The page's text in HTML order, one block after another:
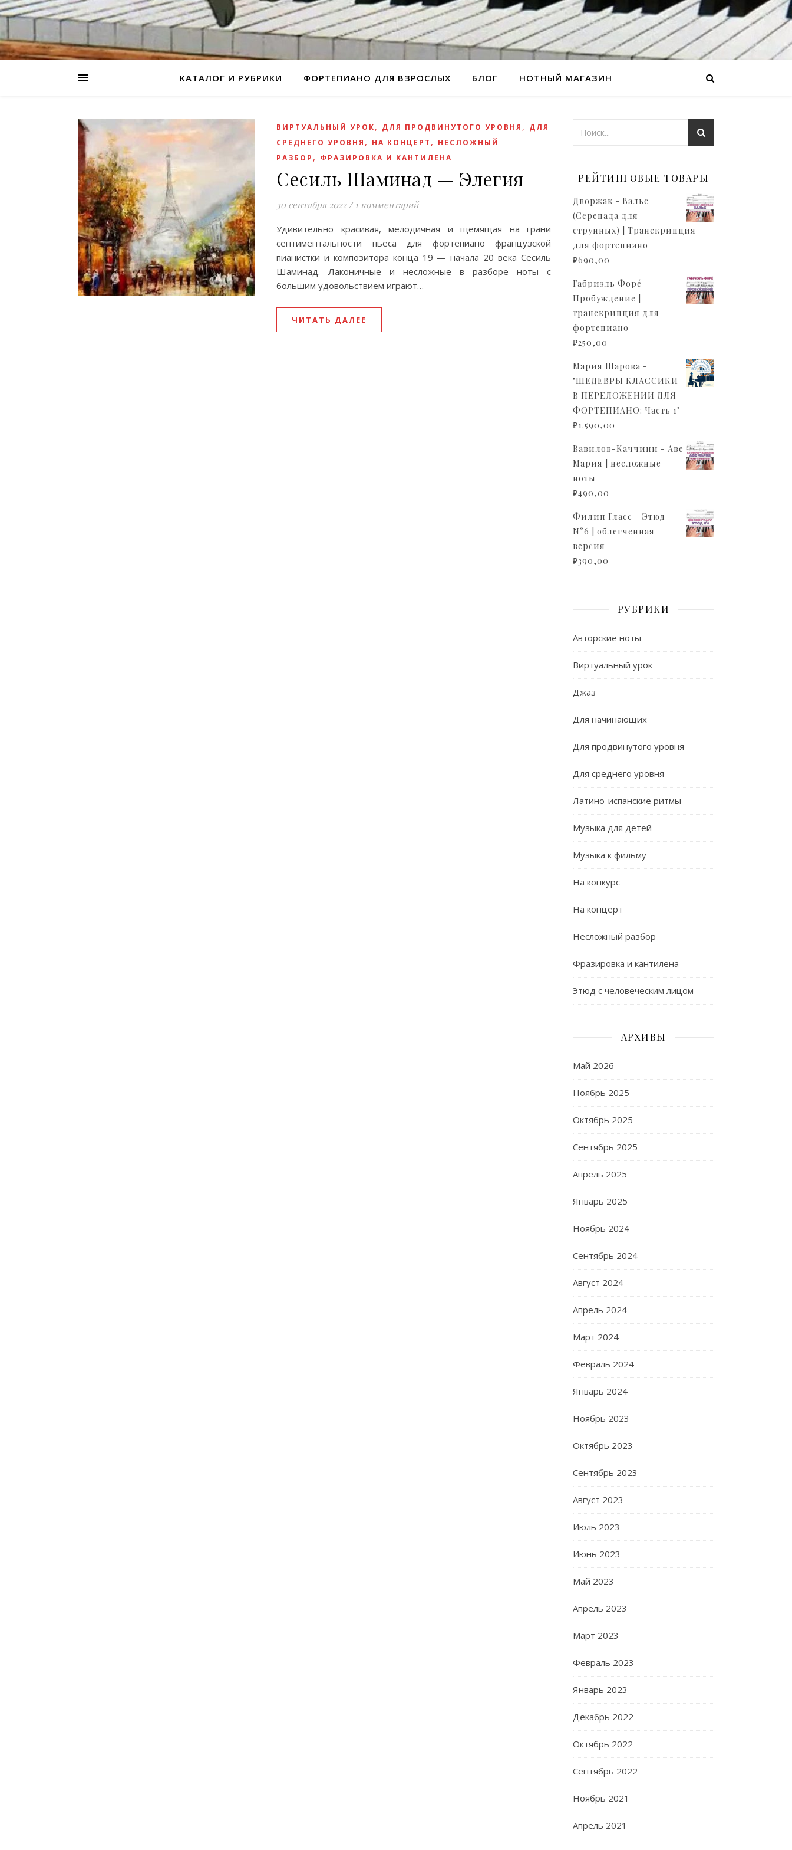
КАТАЛОГ И РУБРИКИ ФОРТЕПИАНО ДЛЯ ВЗРОСЛЫХ БЛОГ НОТНЫЙ МАГАЗИН
ВИРТУАЛЬНЫЙ УРОК, ДЛЯ ПРОДВИНУТОГО УРОВНЯ , ДЛЯ
СРЕДНЕГО УРОВНЯ , НА КОНЦЕРТ , НЕСЛОЖНЫЙ
РАЗБОР , ФРАЗИРОВКА И КАНТИЛЕНА
Сесиль Шаминад — Элегия
30 сентября 2022 / 1 комментарий
Удивительно красивая, мелодичная и щемящая на грани
сентиментальности пьеса для фортепиано французской
пианистки и композитора конца 19 — начала 20 века Сесиль
Шаминад. Лаконичные и несложные в разборе ноты с
большим удовольствием играют…
ЧИТАТЬ ДАЛЕЕ
РЕЙТИНГОВЫЕ ТОВАРЫ
Дворжак - Вальс
(Серенада для
струнных) | Транскрипция
для фортепиано
₽690,00
Габриэль Форé -
Пробуждение |
транскрипция для
фортепиано
₽250,00
Мария Шарова -
"ШЕДЕВРЫ КЛАССИКИ
В ПЕРЕЛОЖЕНИИ ДЛЯ
ФОРТЕПИАНО: Часть 1"
₽1.590,00
Вавилов-Каччини - Аве
Мария | несложные
ноты
₽490,00
Филип Гласс - Этюд
N°6 | облегченная
версия
₽390,00
РУБРИКИ
Авторские ноты
Виртуальный урок
Джаз
Для начинающих
Для продвинутого уровня
Для среднего уровня
Латино-испанские ритмы
Музыка для детей
Музыка к фильму
На конкурс
На концерт
Несложный разбор
Фразировка и кантилена
Этюд с человеческим лицом
АРХИВЫ
Май 2026
Ноябрь 2025
Октябрь 2025
Сентябрь 2025
Апрель 2025
Январь 2025
Ноябрь 2024
Сентябрь 2024
Август 2024
Апрель 2024
Март 2024
Февраль 2024
Январь 2024
Ноябрь 2023
Октябрь 2023
Сентябрь 2023
Август 2023
Июль 2023
Июнь 2023
Май 2023
Апрель 2023
Март 2023
Февраль 2023
Январь 2023
Декабрь 2022
Октябрь 2022
Сентябрь 2022
Ноябрь 2021
Апрель 2021